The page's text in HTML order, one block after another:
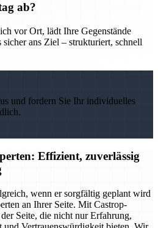
ab?
vor Ort, lädt Ihre Gegenstände
ans Ziel – strukturiert, schnell
und fordern Sie Ihr individuelles
Effizient, zuverlässig
wenn er sorgfältig geplant wird
an Ihrer Seite. Mit Castrop-
Seite, die nicht nur Erfahrung,